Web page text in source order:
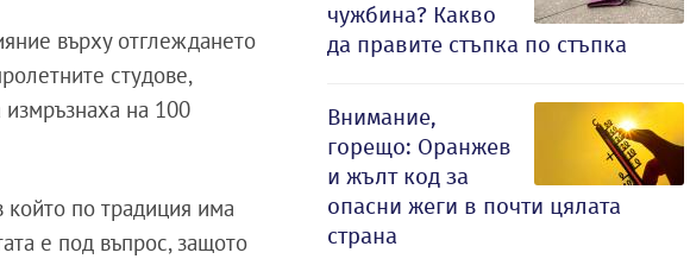
върху отглеждането
студове,
измръзнаха на 100
по традиция има
е под въпрос, защото
чужбина? Какво
да правите стъпка по стъпка
Внимание,
горещо: Оранжев
и жълт код за
опасни жеги в почти цялата
страна